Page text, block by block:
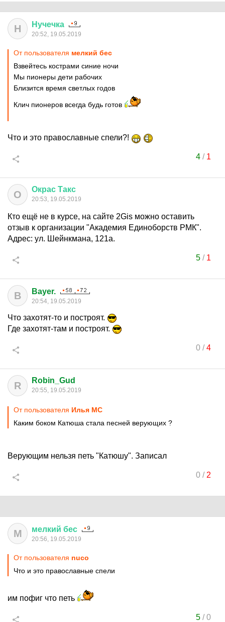
Н Нучечка
20:52, 19.05.2019
От пользователя мелкий бес
Взвейтесь кострами синие ночи
Мы пионеры дети рабочих
Близится время светлых годов
Клич пионеров всегда будь готов
Что и это православные спели?!
4/ 1
О Окрас Такс
20:53, 19.05.2019
Кто ещё не в курсе, на сайте 2Gis можно оставить
отзыв к организации "Академия Единоборств РМК".
Адрес: ул. Шейнкмана, 121а.
5/ 1
B Bayer.
20:54, 19.05.2019
Что захотят-то и построят.
Где захотят-там и построят.
0/4
R Robin_Gud
20:55, 19.05.2019
От пользователя Илья MC
Каким боком Катюша стала песней верующих ?
Верующим нельзя петь "Катюшу". Записал
0/ 2
М мелкий бес
20:56, 19.05.2019
От пользователя nuco
Что и это православные спели
им пофиг что петь
5/0